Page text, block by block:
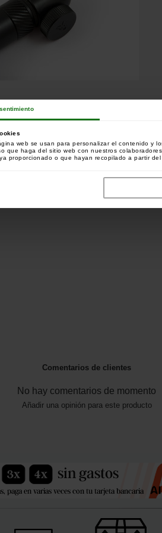
web se usan para personalizar el contenido y
que haga del sitio web con nuestros
proporcionado o que hayan recopilado a partir
con un sistema QR para una alarma u
para ser fijada en todo tipo de picas.
sus detectores cuando se pesca con cañas
este artículo:
que han comprado este artículo también
Comentarios de clientes
No hay comentarios de momento
Añadir una opinión para este producto